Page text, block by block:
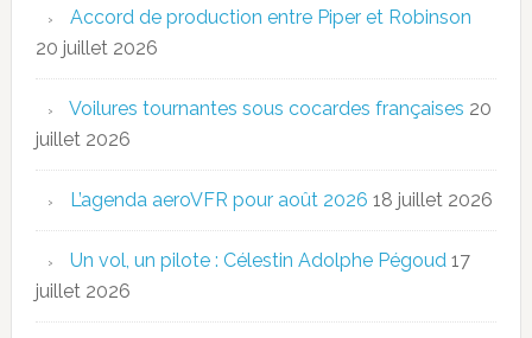
Accord de production entre Piper et Robinson
20 juillet 2026
Voilures tournantes sous cocardes françaises 20
juillet 2026
L’agenda aeroVFR pour août 2026 18 juillet 2026
Un vol, un pilote : Célestin Adolphe Pégoud 17
juillet 2026